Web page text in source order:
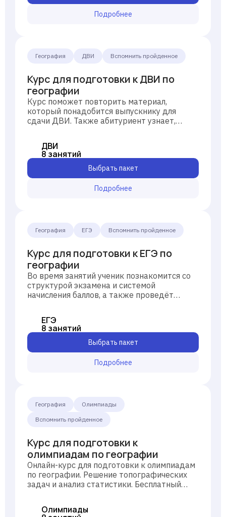
Подробнее
География ДВИ Вспомнить пройденное
Курс для подготовки к ДВИ по
географии
Курс поможет повторить материал,
который понадобится выпускнику для
сдачи ДВИ. Также абитуриент узнает,
нужно набрать баллов для поступления.
ДВИ
8 занятий
Подробнее
Выбрать пакет
География ЕГЭ Вспомнить пройденное
Курс для подготовки к ЕГЭ по
географии
Во время занятий ученик познакомится со
структурой экзамена и системой
начисления баллов, а также проведёт
география и природное разнообразие
России, экономика РФ. Знания проверяются
на демоверсиях ЕГЭ.
ЕГЭ
8 занятий
Подробнее
Выбрать пакет
География
Олимпиады
Вспомнить пройденное
Курс для подготовки к
олимпиадам по географии
Онлайн-курс для подготовки к олимпиадам
по географии. Решение топографических
задач и анализ статистики. Бесплатный
Олимпиады